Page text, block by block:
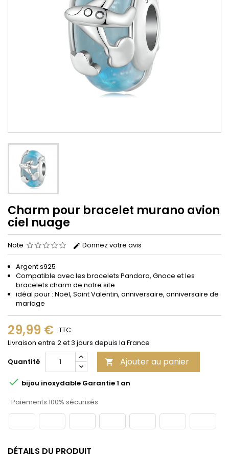
Charm pour bracelet murano avion
ciel nuage
Note Donnez votre avis
Argent s925
Compatible avec les bracelets Pandora, Gnoce et les
bracelets charm de notre site
idéal pour : Noël, Saint Valentin, anniversaire, anniversaire de
mariage
29,99 € TTC
Livraison entre 2 et 3 jours depuis la France
Quantité
 Ajouter au panier
 bijou inoxydable Garantie 1 an
Paiements 100% sécurisés
DÉTAILS DU PRODUIT